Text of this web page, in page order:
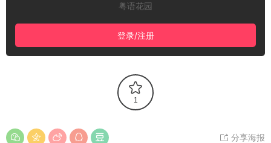
粤语花园
登录/注册
1
分享海报